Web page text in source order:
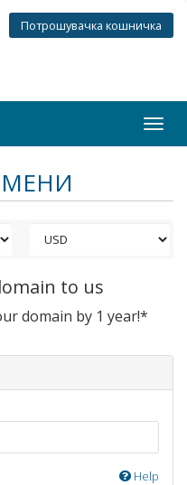
Потрошувачка кошничка
to us
domain by 1 year!*
Help